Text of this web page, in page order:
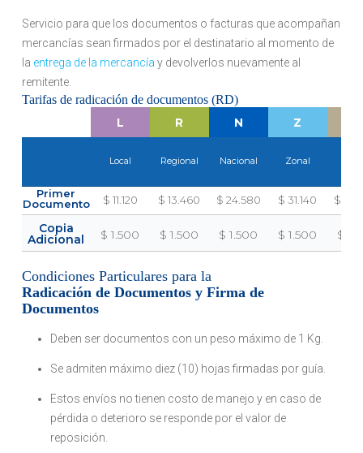
Servicio para que los documentos o facturas que acompañan
mercancías sean firmados por el destinatario al momento de
la entrega de la mercancía y devolverlos nuevamente al
remitente.
Tarifas de radicación de documentos (RD)
L R N Z
Local Regional Nacional Zonal
Primer
Documento
$ 11.120 $ 13.460 $ 24.580 $ 31.140 $
Copia
Adicional $ 1.500 $ 1.500 $ 1.500 $ 1.500 $
Condiciones Particulares para la
Radicación de Documentos y Firma de
Documentos
Deben ser documentos con un peso máximo de 1 Kg.
Se admiten máximo diez (10) hojas firmadas por guía.
Estos envíos no tienen costo de manejo y en caso de
pérdida o deterioro se responde por el valor de
reposición.